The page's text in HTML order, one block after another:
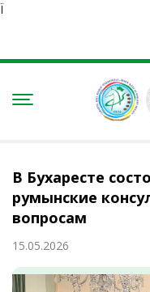
Ï
В Бухаресте
румынские
вопросам
15.05.2026